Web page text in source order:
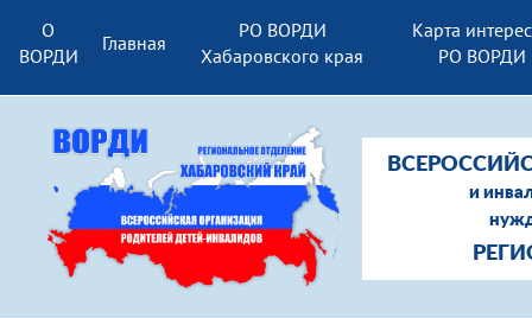
и
О
ВОРДИ
Главная
РО ВОРДИ
Хабаровского края
Карта
РО ВОРДИ